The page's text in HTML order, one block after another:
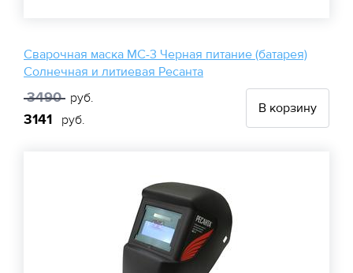
Сварочная маска МС-3 Черная питание (батарея)
Солнечная и литиевая Ресанта
3490 руб.
3141 руб.
В корзину